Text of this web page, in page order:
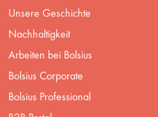
Unsere Geschichte
Nachhaltigkeit
Arbeiten bei Bolsius
Bolsius Corporate
Bolsius Professional